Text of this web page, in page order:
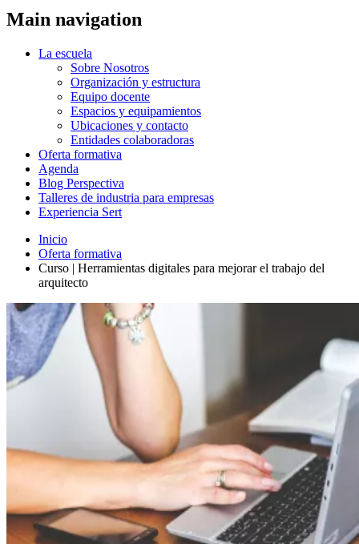
Main navigation
La escuela
Sobre Nosotros
Organización y estructura
Equipo docente
Espacios y equipamientos
Ubicaciones y contacto
Entidades colaboradoras
Oferta formativa
Agenda
Blog Perspectiva
Talleres de industria para empresas
Experiencia Sert
Inicio
Oferta formativa
Curso | Herramientas digitales para mejorar el trabajo del
arquitecto